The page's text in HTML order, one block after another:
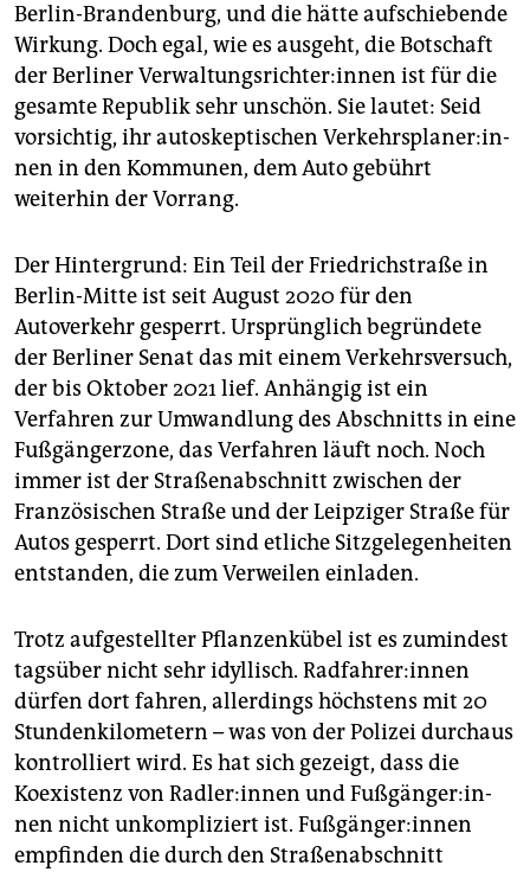
Berlin-Brandenburg, und die hätte aufschiebende
Wirkung. Doch egal, wie es ausgeht, die Botschaft
der Berliner Ver­wal­tungs­rich­te­r:in­nen ist für die
gesamte Republik sehr unschön. Sie lautet: Seid
vorsichtig, ihr autoskeptischen Ver­kehrs­pla­ne­r:in­
nen in den Kommunen, dem Auto gebührt
weiterhin der Vorrang.
Der Hintergrund: Ein Teil der Friedrichstraße in
Berlin-Mitte ist seit August 2020 für den
Autoverkehr gesperrt. Ursprünglich begründete
der Berliner Senat das mit einem Verkehrsversuch,
der bis Oktober 2021 lief. Anhängig ist ein
Verfahren zur Umwandlung des Abschnitts in eine
Fußgängerzone, das Verfahren läuft noch. Noch
immer ist der Straßenabschnitt zwischen der
Französischen Straße und der Leipziger Straße für
Autos gesperrt. Dort sind etliche Sitzgelegenheiten
entstanden, die zum Verweilen einladen.
Trotz aufgestellter Pflanzenkübel ist es zumindest
tagsüber nicht sehr idyllisch. Rad­fah­rer:in­nen
dürfen dort fahren, allerdings höchstens mit 20
Stundenkilometern – was von der Polizei durchaus
kon­trol­liert wird. Es hat sich gezeigt, dass die
Koexistenz von Rad­le­r:in­nen und Fuß­gän­ge­r:in­
nen nicht unkompliziert ist. Fuß­gän­ge­r:in­nen
empfinden die durch den Straßenabschnitt